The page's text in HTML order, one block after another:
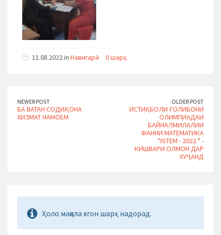
11.08.2022 in Навигарӣ 0 шарҳ
NEWER POST
БА ВАТАН СОДИҚОНА
ХИЗМАТ НАМОЕМ
OLDER POST
ИСТИҚБОЛИ ҒОЛИБОНИ
ОЛИМПИАДАИ
БАЙНАЛМИЛАЛИИ
ФАННИ МАТЕМАТИКА
"ISTEM - 2022 " -
КИШВАРИ ОЛМОН ДАР
ХУҶАНД
Ҳоло мақола ягон шарҳ надорад.